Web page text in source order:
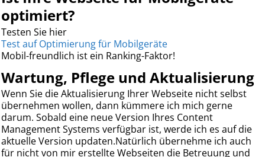
optimiert?
Testen Sie hier
Test auf Optimierung für Mobilgeräte
Mobil-freundlich ist ein Ranking-Faktor!
Wartung, Pflege und Aktualisierung
Wenn Sie die Aktualisierung Ihrer Webseite nicht selbst
übernehmen wollen, dann kümmere ich mich gerne
darum. Sobald eine neue Version Ihres Content
Management Systems verfügbar ist, werde ich es auf die
aktuelle Version updaten.Natürlich übernehme ich auch
für nicht von mir erstellte Webseiten die Betreuung und